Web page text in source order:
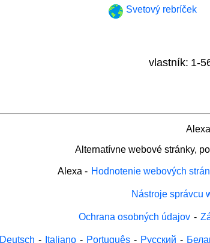
Svetový rebríček
vlastník: 1-
Alternatívne webové stránky,
Alexa - Hodnotenie webových
Nástroje správcu
Ochrana osobných údajov -
Deutsch - Italiano - Português - Русский -